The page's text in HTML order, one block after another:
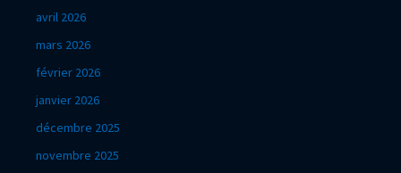
avril 2026
mars 2026
février 2026
janvier 2026
décembre 2025
novembre 2025